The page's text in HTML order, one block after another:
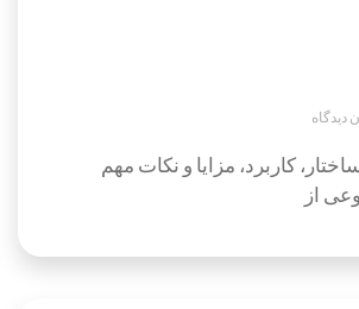
کاربرد، مزایا و نکات مهم
از